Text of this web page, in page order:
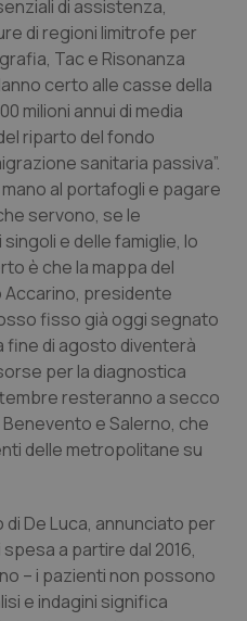
di assistenza,
di regioni limitrofe per
Tac e Risonanza
certo alle casse della
milioni annui di media
riparto del fondo
sanitaria passiva”.
al portafogli e pagare
servono, se le
e delle famiglie, lo
è che la mappa del
Accarino, presidente
fisso già oggi segnato
fine di agosto diventerà
per la diagnostica
resteranno a secco
e Salerno, che
delle metropolitane su
di De Luca, annunciato per
a partire dal 2016,
– i pazienti non possono
e indagini significa